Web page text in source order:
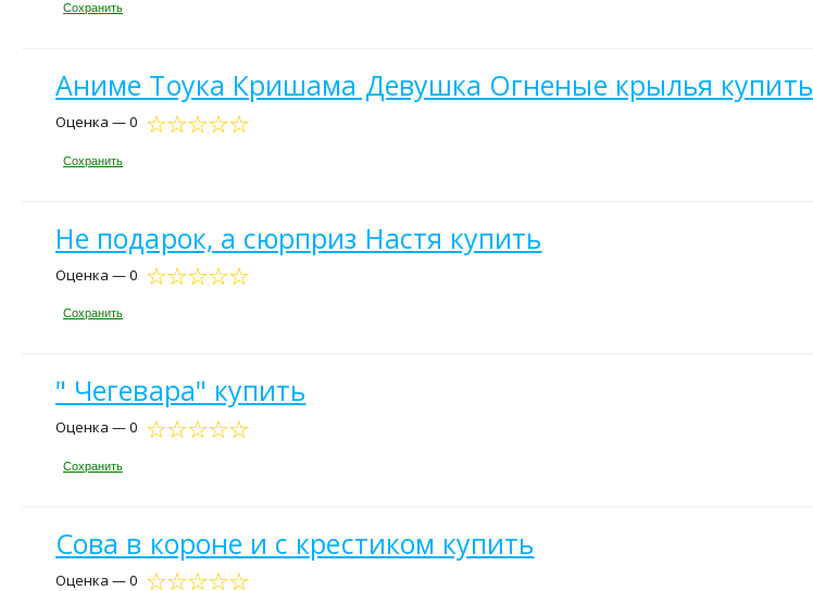
Сохранить
Аниме Тоука Кришама Девушка Огненые крылья купить
Оценка — 0
Сохранить
Не подарок, а сюрприз Настя купить
Оценка — 0
Сохранить
" Чегевара" купить
Оценка — 0
Сохранить
Сова в короне и с крестиком купить
Оценка — 0